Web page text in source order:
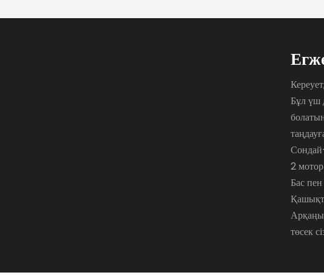
Бұл үш
2
Бас
төсек